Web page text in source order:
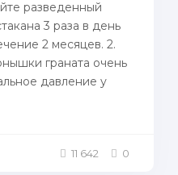
разведенный
3 раза в день
2 месяцев. 2.
граната очень
давление у
11 642 0